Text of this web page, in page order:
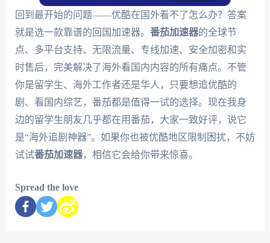
回到最开始的问题——优酷在国外看不了怎么办？答案
就是选一款靠谱的回国加速器。 番茄加速器的全球节
点、多平台支持、无限流量、专线加速、安全加密和实
时售后，完美解决了海外看国内内容的所有痛点。不管
你是留学生、海外工作者还是华人，只要想追优酷的
剧、看国内综艺，番茄都是值得一试的选择。现在我身
边的留学生朋友几乎都在用番茄，大家一致好评，说它
是“海外追剧神器”。如果你也被优酷地区限制困扰，不妨
试试番茄加速器，相信它会给你带来惊喜。
Spread the love